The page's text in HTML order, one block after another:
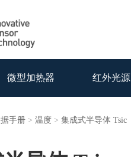
微型加热器 红外光源
手册 > 温度 > 集成式半导体 Tsic